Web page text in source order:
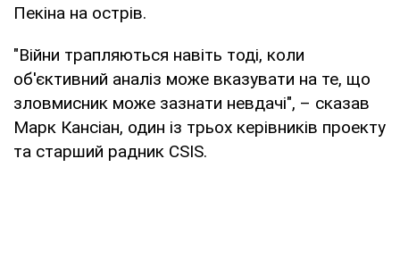
Пекіна на острів.
"Війни трапляються навіть тоді, коли
об'єктивний аналіз може вказувати на те, що
зловмисник може зазнати невдачі", – сказав
Марк Кансіан, один із трьох керівників проекту
та старший радник CSIS.